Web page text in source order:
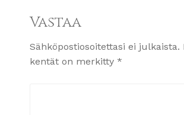
Vastaa
Sähköpostiosoitettasi ei julkaista.
kentät on merkitty *